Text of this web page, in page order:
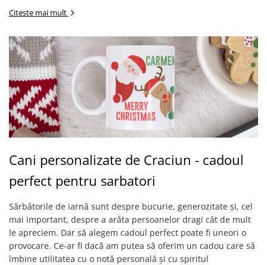
Citeste mai mult
Cani personalizate de Craciun - cadoul
perfect pentru sarbatori
Sărbătorile de iarnă sunt despre bucurie, generozitate și, cel
mai important, despre a arăta persoanelor dragi cât de mult
le apreciem. Dar să alegem cadoul perfect poate fi uneori o
provocare. Ce-ar fi dacă am putea să oferim un cadou care să
îmbine utilitatea cu o notă personală și cu spiritul